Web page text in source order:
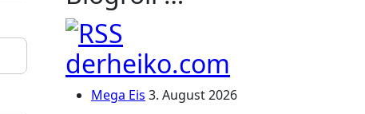
derheiko.com
Mega Eis 3. August 2026